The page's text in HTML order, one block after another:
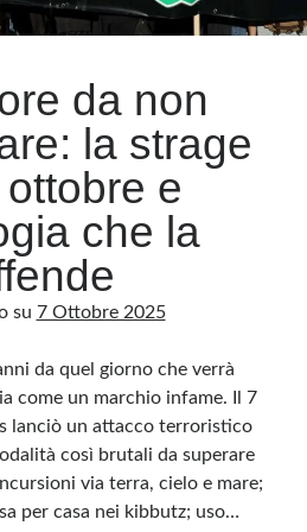
L’autore non è responsabile di quanto
o dell’onorabilità di terzi, di genere spam,
non conformi al rispetto delle norme sulla
questo blog sono tratte da Internet e, pertanto,
la loro pubblicazione violasse eventuali
via e-mail a info[at]dinovalle.it e saranno
blog non è responsabile dei siti collegati
può essere soggetto a variazioni nel tempo.
da non
la strage
e
che la
su 7 Ottobre 2025
da quel giorno che verrà
come un marchio infame. Il 7
lanciò un attacco terroristico
così brutali da superare
via terra, cielo e mare;
per casa nei kibbutz; uso…